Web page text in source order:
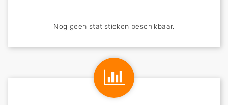
Nog geen statistieken beschikbaar.